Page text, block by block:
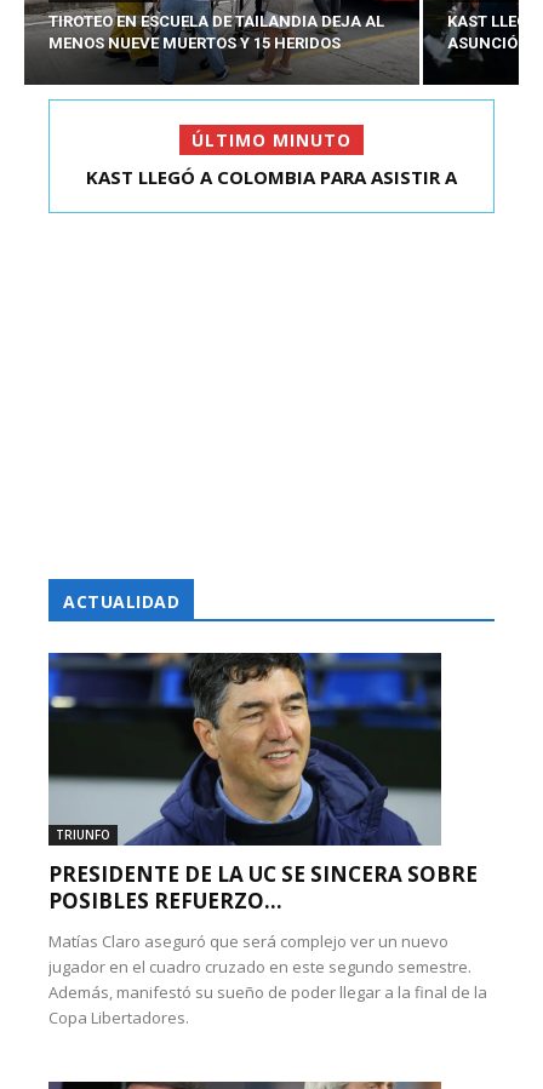
TIROTEO EN ESCUELA DE TAILANDIA DEJA AL
MENOS NUEVE MUERTOS Y 15 HERIDOS
KAST
ASUNCIÓN
ÚLTIMO MINUTO
HARBOE: “LO QUE SE REQUIERE AHORA ES HACER
KAST LLEGÓ A COLOMBIA PARA ASISTIR A
ACTUALIDAD
TRIUNFO
PRESIDENTE DE LA UC SE SINCERA SOBRE
POSIBLES REFUERZO...
Matías Claro aseguró que será complejo ver un nuevo
jugador en el cuadro cruzado en este segundo semestre.
Además, manifestó su sueño de poder llegar a la final de la
Copa Libertadores.